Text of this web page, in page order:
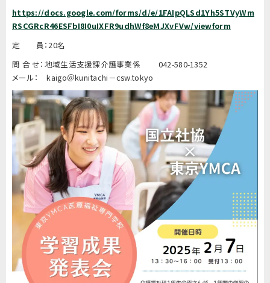
https://docs.google.com/forms/d/e/1FAIpQLSd1Yh5STVyWm
RSCGRcR46ESFbI8I0uIXFR9udhWf8eMJXvFVw/viewform
定 員：20名
問 合 せ：地域生活支援課介護事業係 042-580-1352
メール： kaigo＠kunitachi－csw.tokyo